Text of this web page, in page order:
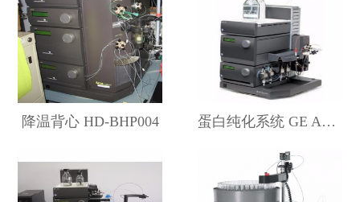
仪器
医疗资讯
降温背心 HD-BHP004 蛋白纯化系统 GE AKTA Purifier 100/10